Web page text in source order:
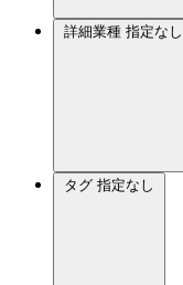
詳細業種 指定なし
タグ 指定なし